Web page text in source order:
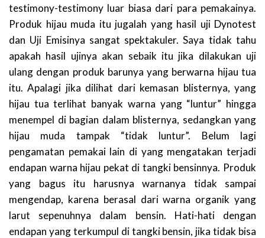
testimony-testimony luar biasa dari para pemakainya.
Produk hijau muda itu jugalah yang hasil uji Dynotest
dan Uji Emisinya sangat spektakuler. Saya tidak tahu
apakah hasil ujinya akan sebaik itu jika dilakukan uji
ulang dengan produk barunya yang berwarna hijau tua
itu. Apalagi jika dilihat dari kemasan blisternya, yang
hijau tua terlihat banyak warna yang “luntur” hingga
menempel di bagian dalam blisternya, sedangkan yang
hijau muda tampak “tidak luntur”. Belum lagi
pengamatan pemakai lain di yang mengatakan terjadi
endapan warna hijau pekat di tangki bensinnya. Produk
yang bagus itu harusnya warnanya tidak sampai
mengendap, karena berasal dari warna organik yang
larut sepenuhnya dalam bensin. Hati-hati dengan
endapan yang terkumpul di tangki bensin, jika tidak bisa